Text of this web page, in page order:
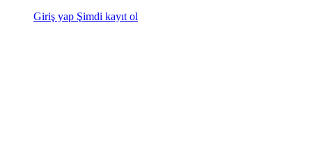
Giriş yap Şimdi kayıt ol